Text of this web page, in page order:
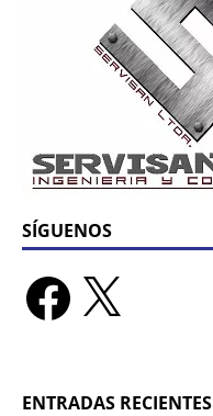
SÍGUENOS
ENTRADAS RECIENTES